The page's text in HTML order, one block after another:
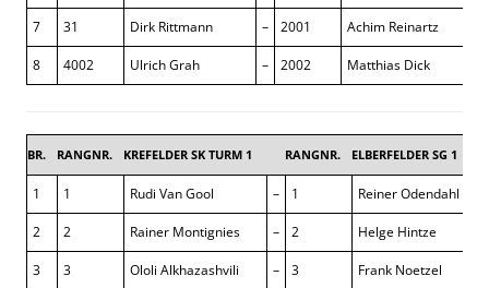
7 31 Dirk Rittmann – 2001 Achim Reinartz
8 4002 Ulrich Grah – 2002 Matthias Dick
BR. RANGNR. KREFELDER SK TURM 1 RANGNR. ELBERFELDER SG 1
1 1 Rudi Van Gool – 1 Reiner Odendahl
2 2 Rainer Montignies – 2 Helge Hintze
3 3 Ololi Alkhazashvili – 3 Frank Noetzel